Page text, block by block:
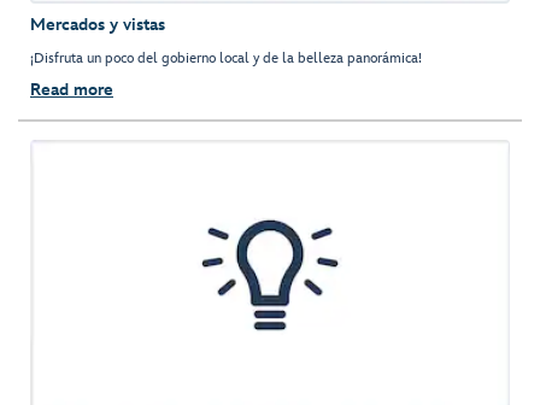
Mercados y vistas
¡Disfruta un poco del gobierno local y de la belleza panorámica!
Read more